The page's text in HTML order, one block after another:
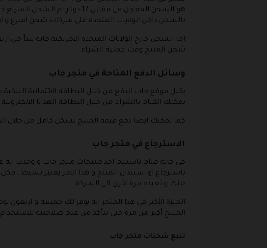
بالشحن داخل الولايات المتحدة على شركات شحن اسرع و
اما الشحن خارج الولايات المتحدة الامريكية فانه
شحن المنتج وقت عملية الشراء .
وسائل الدفع المتاحة في متجر جاب
يقبل موقع جاب الدفع من خلال البطاقة الائتمانية
يمكنك القيام بالشراء من خلال البطاقة الهدايا
كما يمكنك ايضا دفع قيمة المنتج بشكل كامل من خلال
الاسترجاع في متجر جاب
في حالة قيام باستلام احد منتجات متجر جاب و وجدت
باسترجاع او استبدال المنتج و هذا الامر يعتبر بسيط ،
منك و تعيده مرة اخرى الى الشركة .
الميزة الأكبر في هذا المتجر انه يوفر لك خمسة و
المنتج أكثر من مرة حتى تتأكد من عدم صلاحيته
تتبع شحنات متجر جاب